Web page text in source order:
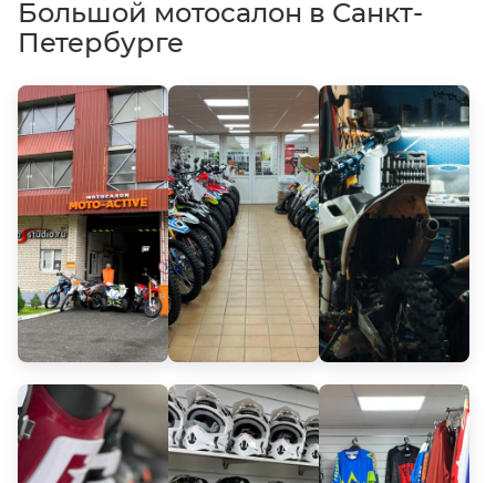
Большой мотосалон в Санкт-
Петербурге